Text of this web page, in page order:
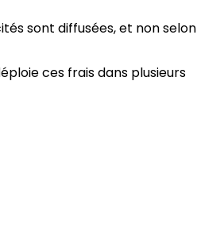
sont diffusées, et non selon
ces frais dans plusieurs